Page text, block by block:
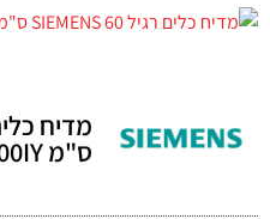
ס"מ SN236I00IY